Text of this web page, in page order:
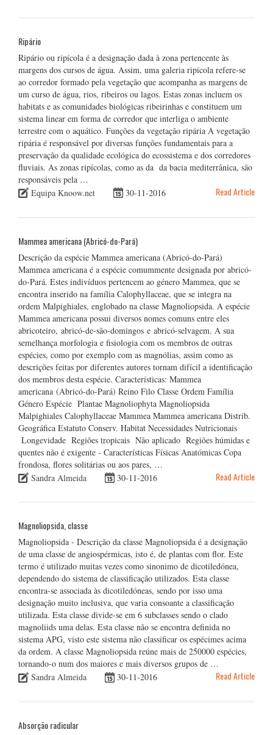
Ripário
Ripário ou ripícola é a designação dada à zona pertencente às
margens dos cursos de água. Assim, uma galeria ripícola refere-se
ao corredor formado pela vegetação que acompanha as margens de
um curso de água, rios, ribeiros ou lagos. Estas zonas incluem os
habitats e as comunidades biológicas ribeirinhas e constituem um
sistema linear em forma de corredor que interliga o ambiente
terrestre com o aquático. Funções da vegetação ripária A vegetação
ripária é responsável por diversas funções fundamentais para a
preservação da qualidade ecológica do ecossistema e dos corredores
fluviais. As zonas ripícolas, como as da da bacia mediterrânica, são
responsáveis pela …
Equipa Knoow.net
30-11-2016 Read Article
Mammea americana (Abricó-do-Pará)
Descrição da espécie Mammea americana (Abricó-do-Pará)
Mammea americana é a espécie comummente designada por abricó-
do-Pará. Estes indivíduos pertencem ao género Mammea, que se
encontra inserido na família Calophyllaceae, que se integra na
ordem Malpighiales, englobado na classe Magnoliopsida. A espécie
Mammea americana possui diversos nomes comuns entre eles
abricoteiro, abricó-de-são-domingos e abricó-selvagem. A sua
semelhança morfologia e fisiologia com os membros de outras
espécies, como por exemplo com as magnólias, assim como as
descrições feitas por diferentes autores tornam difícil a identificação
dos membros desta espécie. Características: Mammea
americana (Abricó-do-Pará) Reino Filo Classe Ordem Família
Género Espécie Plantae Magnoliophyta Magnoliopsida
Malpighiales Calophyllaceae Mammea Mammea americana Distrib.
Geográfica Estatuto Conserv. Habitat Necessidades Nutricionais
Longevidade Regiões tropicais Não aplicado Regiões húmidas e
quentes não é exigente - Características Físicas Anatómicas Copa
frondosa, flores solitárias ou aos pares, …
Sandra Almeida
30-11-2016 Read Article
Magnoliopsida, classe
Magnoliopsida - Descrição da classe Magnoliopsida é a designação
de uma classe de angiospérmicas, isto é, de plantas com flor. Este
termo é utilizado muitas vezes como sinonimo de dicotiledónea,
dependendo do sistema de classificação utilizados. Esta classe
encontra-se associada às dicotiledóneas, sendo por isso uma
designação muito inclusiva, que varia consoante a classificação
utilizada. Esta classe divide-se em 6 subclasses sendo o clado
magnoliids uma delas. Esta classe não se encontra definida no
sistema APG, visto este sistema não classificar os espécimes acima
da ordem. A classe Magnoliopsida reúne mais de 250000 espécies,
tornando-o num dos maiores e mais diversos grupos de …
Sandra Almeida
30-11-2016 Read Article
Absorção radicular